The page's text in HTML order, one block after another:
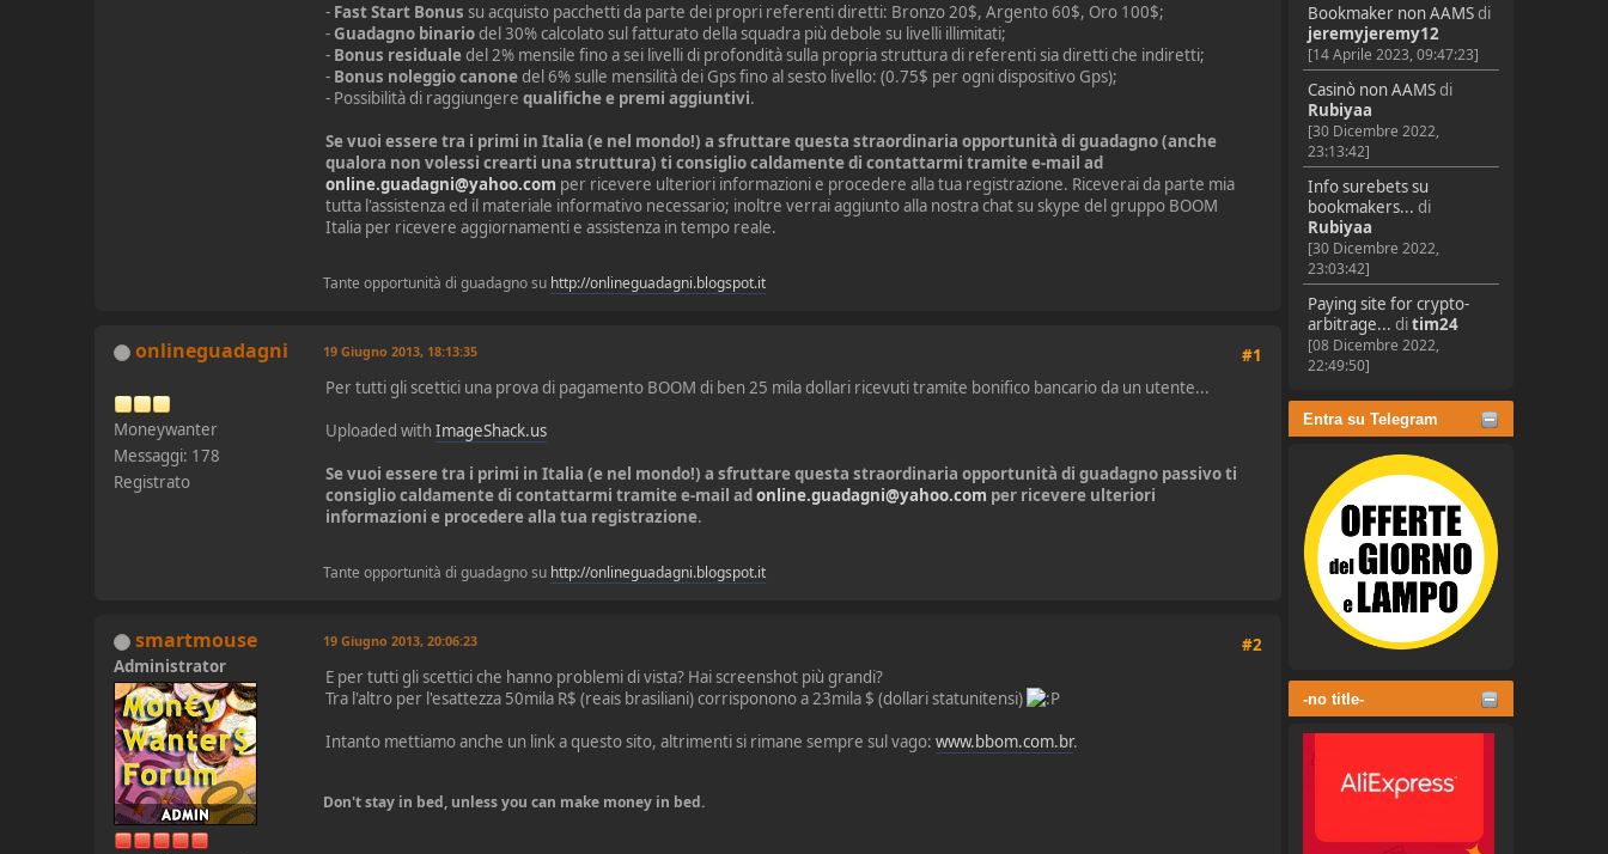
Bookmaker non AAMSdi
jeremyjeremy12
[14 Aprile 2023, 09:47:23]
Casinò non AAMSdi
Rubiyaa
[30 Dicembre 2022,
23:13:42]
Info surebets su
bookmakers... di
Rubiyaa
[30 Dicembre 2022,
23:03:42]
Paying site for crypto-
arbitrage... ditim24
[08 Dicembre 2022,
22:49:50]
Entra su Telegram
-no title-
- Fast Start Bonus su acquisto pacchetti da parte dei propri referenti diretti: Bronzo 20$, Argento 60$, Oro 100$;
-Guadagno binariodel 30% calcolato sul fatturato della squadra più debole su livelli illimitati;
- Bonus residualedel 2% mensile fino a sei livelli di profondità sulla propria struttura di referenti sia diretti che indiretti;
- Bonus noleggio canonedel 6% sulle mensilità dei Gps fino al sesto livello: (0.75$ per ogni dispositivo Gps);
- Possibilità di raggiungerequalifiche e premi aggiuntivi.
Se vuoi essere tra i primi in Italia (e nel mondo!) a sfruttare questa straordinaria opportunità di guadagno (anche
qualora non volessi crearti una struttura) ti consiglio caldamente di contattarmi tramite e-mail ad
online.guadagni@yahoo.com per ricevere ulteriori informazioni e procedere alla tua registrazione. Riceverai da parte mia
tutta l'assistenza ed il materiale informativo necessario; inoltre verrai aggiunto alla nostra chat su skype del gruppo BOOM
Italia per ricevere aggiornamenti e assistenza in tempo reale.
Tante opportunità di guadagno su http://onlineguadagni.blogspot.it
onlineguadagni
Moneywanter
Messaggi: 178
Registrato
#1
19 Giugno 2013, 18:13:35
Per tutti gli scettici una prova di pagamento BOOM di ben 25 mila dollari ricevuti tramite bonifico bancario da un utente...
Uploaded withImageShack.us
Se vuoi essere tra i primi in Italia (e nel mondo!) a sfruttare questa straordinaria opportunità di guadagno passivo ti
consiglio caldamente di contattarmi tramite e-mail adonline.guadagni@yahoo.com per ricevere ulteriori
informazioni e procedere alla tua registrazione.
Tante opportunità di guadagno su http://onlineguadagni.blogspot.it
smartmouse
Administrator
#2
19 Giugno 2013, 20:06:23
E per tutti gli scettici che hanno problemi di vista? Hai screenshot più grandi?
Tra l'altro per l'esattezza 50mila R$ (reais brasiliani) corrisponono a 23mila $ (dollari statunitensi)
Intanto mettiamo anche un link a questo sito, altrimenti si rimane sempre sul vago:www.bbom.com.br.
Don't stay in bed, unless you can make money in bed.